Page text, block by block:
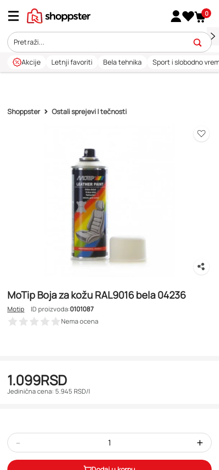
0
Akcije Letnji favoriti Bela tehnika Sport i slobodno
Shoppster Ostali sprejevi I tečnosti
MoTip Boja za kožu RAL9016 bela 04236
Motip ID proizvoda:0101087
Nema ocena
1.099RSD
Jedinična cena: 5.945 RSD/l
- +